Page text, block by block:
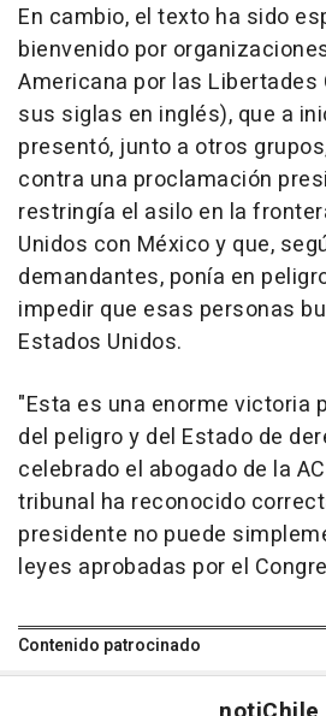
En cambio, el texto ha sido
bienvenido por
Americana por las Libertades
sus siglas en inglés), que a
presentó, junto a otros
contra una proclamación
restringía el asilo en la
Unidos con México y que,
demandantes, ponía en
impedir que esas personas
Estados Unidos.
"Esta es una enorme victoria
del peligro y del Estado de
celebrado el abogado de la
tribunal ha reconocido
presidente no puede
leyes aprobadas por el
Contenido patrocinado